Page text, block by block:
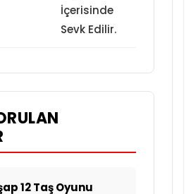
İçerisinde
Sevk Edilir.
12 Taş Oyunu